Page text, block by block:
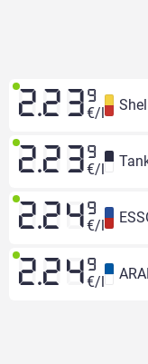
2.23 9
€/l
2.23 9
€/l
2.24 9
€/l
2.24 9
€/l